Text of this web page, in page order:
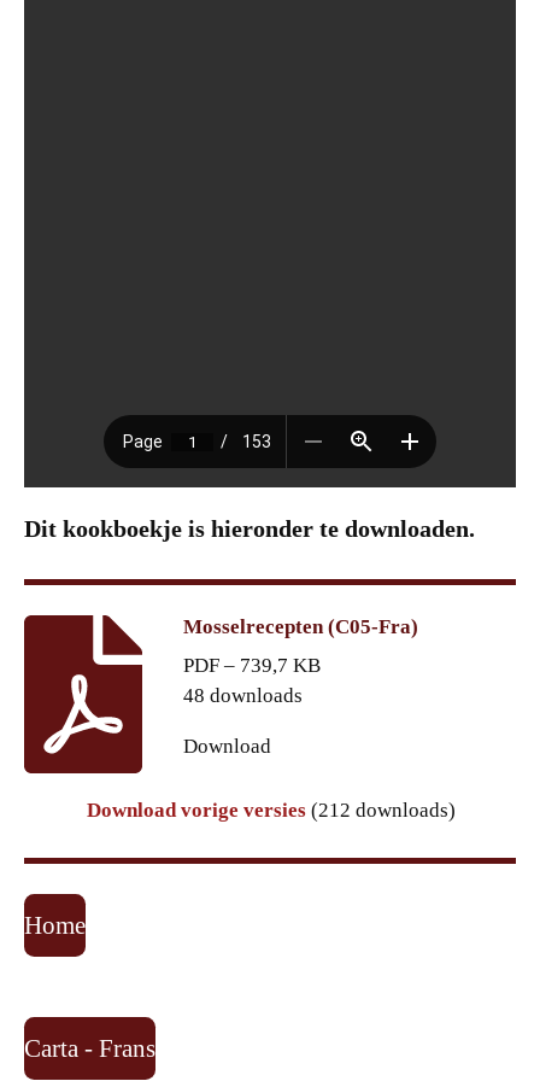
Dit kookboekje is hieronder te downloaden.
Mosselrecepten (C05-Fra)
PDF – 739,7 KB
48 downloads
Download
Download vorige versies (212 downloads)
Home
Carta - Frans